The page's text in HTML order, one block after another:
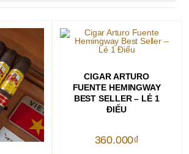
CIGAR ARTURO
FUENTE HEMINGWAY
BEST SELLER – LẺ 1
ĐIẾU
360.000₫